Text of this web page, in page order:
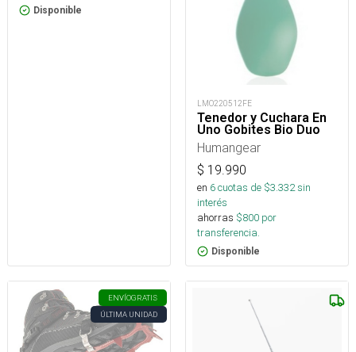
Disponible
LMO220512FE
Tenedor y Cuchara En
Uno Gobites Bio Duo
Humangear
$ 19.990
en 6cuotas de $3.332sin
interés
ahorras $800 por
transferencia.
Disponible
ENVÍOGRATIS
ÚLTIMA UNIDAD